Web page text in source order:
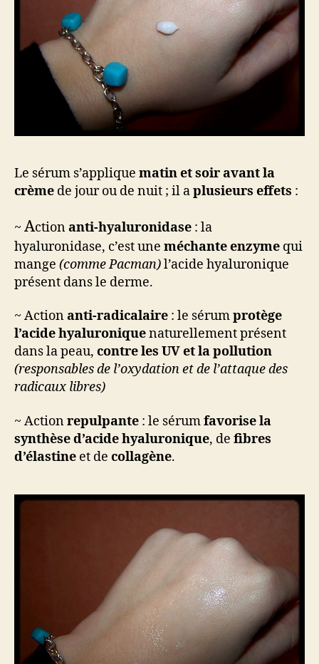
Le sérum s’applique matin et soir avant la
crème de jour ou de nuit ; il aplusieurs effets :
~ Actionanti-hyaluronidase : la
hyaluronidase, c’est une méchante enzyme qui
mange (comme Pacman)l’acide hyaluronique
présent dans le derme.
~ Actionanti-radicalaire : le sérumprotège
l’acide hyaluroniquenaturellement présent
dans la peau, contre les UV et la pollution
(responsables de l’oxydation et de l’attaque des
radicaux libres)
~ Actionrepulpante : le sérumfavorise la
synthèse d’acide hyaluronique, de fibres
d’élastine et de collagène.